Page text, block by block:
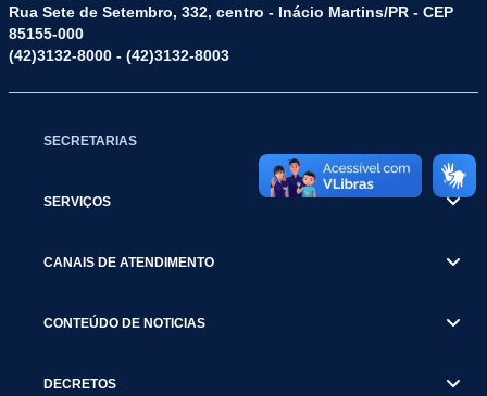
Rua Sete de Setembro, 332, centro - Inácio Martins/PR - CEP
85155-000
(42)3132-8000 - (42)3132-8003
SECRETARIAS
SERVIÇOS
CANAIS DE ATENDIMENTO
CONTEÚDO DE NOTICIAS
DECRETOS